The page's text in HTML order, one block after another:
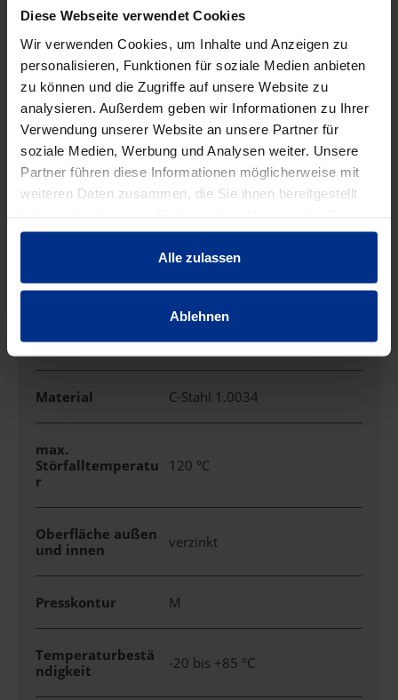
Diese Webseite verwendet Cookies
Wir verwenden Cookies, um Inhalte und Anzeigen zu
personalisieren, Funktionen für soziale Medien anbieten
zu können und die Zugriffe auf unsere Website zu
analysieren. Außerdem geben wir Informationen zu Ihrer
Verwendung unserer Website an unsere Partner für
soziale Medien, Werbung und Analysen weiter. Unsere
Partner führen diese Informationen möglicherweise mit
weiteren Daten zusammen, die Sie ihnen bereitgestellt
gesammelt haben.
Alle zulassen
Ablehnen
Ausführung Spitzende/Spitzende
Außendurchmess
er
28 mm
DN 25
DN Nennweite 1 "
Form Sprungbogen
Markenname C-PRESS
Material C-Stahl 1.0034
max.
Störfalltemperatu
r
120 °C
Oberfläche außen
und innen
verzinkt
Presskontur M
Temperaturbestä
ndigkeit
-20 bis +85 °C